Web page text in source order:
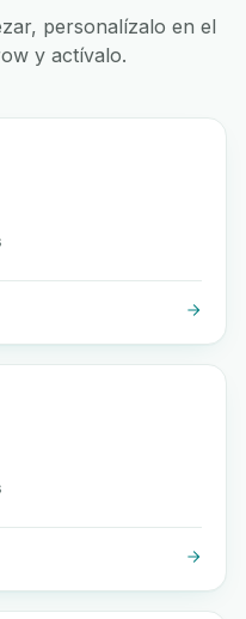
personalízalo en el
y actívalo.